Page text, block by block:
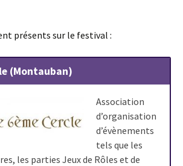
présents sur le festival :
(Montauban)
Association
d’organisation
d’évènements
tels que les
les parties Jeux de Rôles et de